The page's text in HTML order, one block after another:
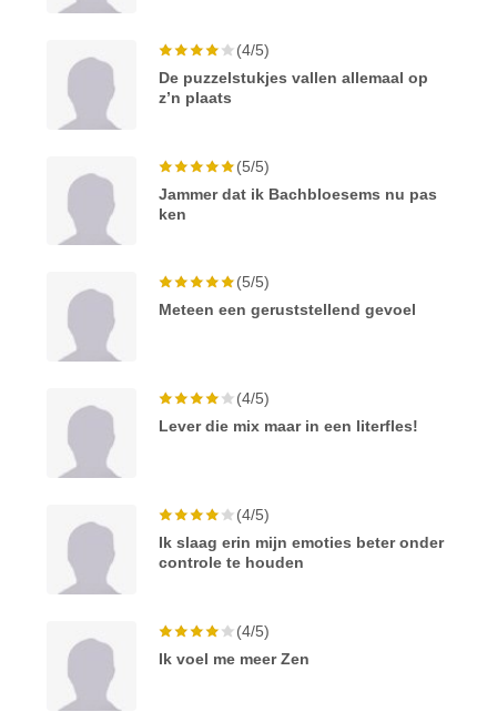
(4/5)
De puzzelstukjes vallen allemaal op
z’n plaats
(5/5)
Jammer dat ik Bachbloesems nu pas
ken
(5/5)
Meteen een geruststellend gevoel
(4/5)
Lever die mix maar in een literfles!
(4/5)
Ik slaag erin mijn emoties beter onder
controle te houden
(4/5)
Ik voel me meer Zen